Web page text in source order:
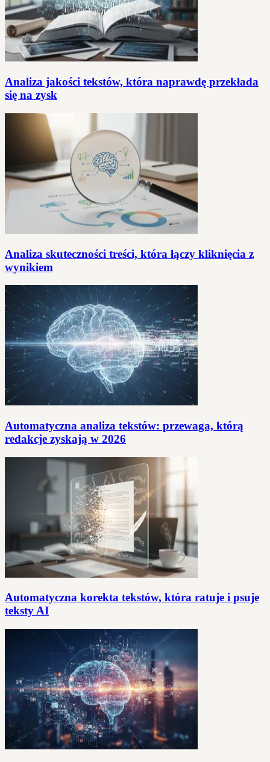
Analiza jakości tekstów, która naprawdę przekłada
się na zysk
Analiza skuteczności treści, która łączy kliknięcia z
wynikiem
Automatyczna analiza tekstów: przewaga, którą
redakcje zyskają w 2026
Automatyczna korekta tekstów, która ratuje i psuje
teksty AI